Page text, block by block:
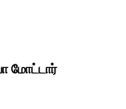
மோட்டார்